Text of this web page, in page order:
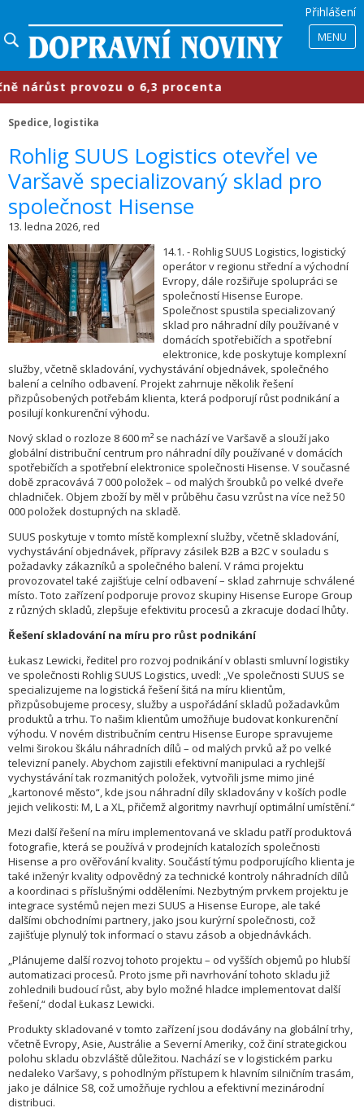
Přihlášení
MENU
provozu o 6,3 procenta
Spedice, logistika
​Rohlig SUUS Logistics otevřel ve
Varšavě specializovaný sklad pro
společnost Hisense
13. ledna 2026, red
14.1. - Rohlig SUUS Logistics, logistický
operátor v regionu střední a východní
Evropy, dále rozšiřuje spolupráci se
společností Hisense Europe.
Společnost spustila specializovaný
sklad pro náhradní díly používané v
domácích spotřebičích a spotřební
elektronice, kde poskytuje komplexní
služby, včetně skladování, vychystávání objednávek, společného
balení a celního odbavení. Projekt zahrnuje několik řešení
přizpůsobených potřebám klienta, která podporují růst podnikání a
posilují konkurenční výhodu.
Nový sklad o rozloze 8 600 m² se nachází ve Varšavě a slouží jako
globální distribuční centrum pro náhradní díly používané v domácích
spotřebičích a spotřební elektronice společnosti Hisense. V současné
době zpracovává 7 000 položek – od malých šroubků po velké dveře
chladniček. Objem zboží by měl v průběhu času vzrůst na více než 50
000 položek dostupných na skladě.
SUUS poskytuje v tomto místě komplexní služby, včetně skladování,
vychystávání objednávek, přípravy zásilek B2B a B2C v souladu s
požadavky zákazníků a společného balení. V rámci projektu
provozovatel také zajišťuje celní odbavení – sklad zahrnuje schválené
místo. Toto zařízení podporuje provoz skupiny Hisense Europe Group
z různých skladů, zlepšuje efektivitu procesů a zkracuje dodací lhůty.
Řešení skladování na míru pro růst podnikání
Łukasz Lewicki, ředitel pro rozvoj podnikání v oblasti smluvní logistiky
ve společnosti Rohlig SUUS Logistics, uvedl: „Ve společnosti SUUS se
specializujeme na logistická řešení šitá na míru klientům,
přizpůsobujeme procesy, služby a uspořádání skladů požadavkům
produktů a trhu. To našim klientům umožňuje budovat konkurenční
výhodu. V novém distribučním centru Hisense Europe spravujeme
velmi širokou škálu náhradních dílů – od malých prvků až po velké
televizní panely. Abychom zajistili efektivní manipulaci a rychlejší
vychystávání tak rozmanitých položek, vytvořili jsme mimo jiné
„kartonové město“, kde jsou náhradní díly skladovány v koších podle
jejich velikosti: M, L a XL, přičemž algoritmy navrhují optimální umístění.“
Mezi další řešení na míru implementovaná ve skladu patří produktová
fotografie, která se používá v prodejních katalozích společnosti
Hisense a pro ověřování kvality. Součástí týmu podporujícího klienta je
také inženýr kvality odpovědný za technické kontroly náhradních dílů
a koordinaci s příslušnými odděleními. Nezbytným prvkem projektu je
integrace systémů nejen mezi SUUS a Hisense Europe, ale také
dalšími obchodními partnery, jako jsou kurýrní společnosti, což
zajišťuje plynulý tok informací o stavu zásob a objednávkách.
„Plánujeme další rozvoj tohoto projektu – od vyšších objemů po hlubší
automatizaci procesů. Proto jsme při navrhování tohoto skladu již
zohlednili budoucí růst, aby bylo možné hladce implementovat další
řešení,“ dodal Łukasz Lewicki.
Produkty skladované v tomto zařízení jsou dodávány na globální trhy,
včetně Evropy, Asie, Austrálie a Severní Ameriky, což činí strategickou
polohu skladu obzvláště důležitou. Nachází se v logistickém parku
nedaleko Varšavy, s pohodlným přístupem k hlavním silničním trasám,
jako je dálnice S8, což umožňuje rychlou a efektivní mezinárodní
distribuci.